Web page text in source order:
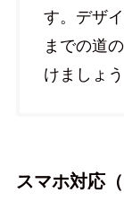
す。デザ
までの道
けましょう
スマホ対応